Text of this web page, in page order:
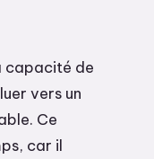
capacité de
vers un
Ce
car il